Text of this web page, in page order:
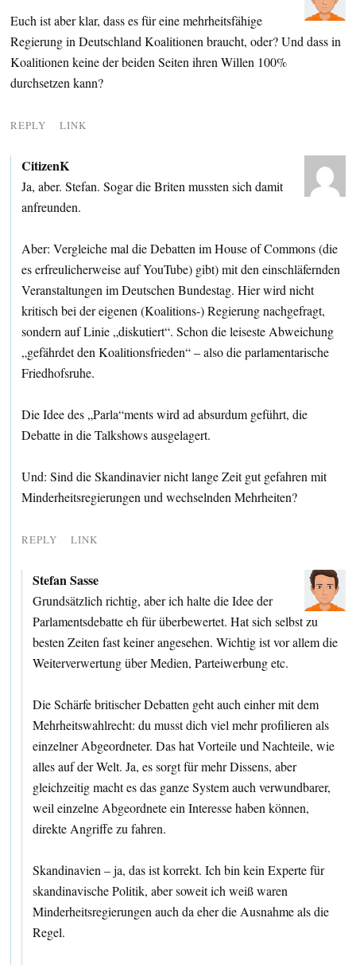
Euch ist aber klar, dass es für eine mehrheitsfähige
Regierung in Deutschland Koalitionen braucht, oder? Und dass in
Koalitionen keine der beiden Seiten ihren Willen 100%
durchsetzen kann?
REPLY LINK
CitizenK
Ja, aber. Stefan. Sogar die Briten mussten sich damit
anfreunden.
Aber: Vergleiche mal die Debatten im House of Commons (die
es erfreulicherweise auf YouTube) gibt) mit den einschläfernden
Veranstaltungen im Deutschen Bundestag. Hier wird nicht
kritisch bei der eigenen (Koalitions-) Regierung nachgefragt,
sondern auf Linie „diskutiert“. Schon die leiseste Abweichung
„gefährdet den Koalitionsfrieden“ – also die parlamentarische
Friedhofsruhe.
Die Idee des „Parla“ments wird ad absurdum geführt, die
Debatte in die Talkshows ausgelagert.
Und: Sind die Skandinavier nicht lange Zeit gut gefahren mit
Minderheitsregierungen und wechselnden Mehrheiten?
REPLY LINK
Stefan Sasse
Grundsätzlich richtig, aber ich halte die Idee der
Parlamentsdebatte eh für überbewertet. Hat sich selbst zu
besten Zeiten fast keiner angesehen. Wichtig ist vor allem die
Weiterverwertung über Medien, Parteiwerbung etc.
Die Schärfe britischer Debatten geht auch einher mit dem
Mehrheitswahlrecht: du musst dich viel mehr profilieren als
einzelner Abgeordneter. Das hat Vorteile und Nachteile, wie
alles auf der Welt. Ja, es sorgt für mehr Dissens, aber
gleichzeitig macht es das ganze System auch verwundbarer,
weil einzelne Abgeordnete ein Interesse haben können,
direkte Angriffe zu fahren.
Skandinavien – ja, das ist korrekt. Ich bin kein Experte für
skandinavische Politik, aber soweit ich weiß waren
Minderheitsregierungen auch da eher die Ausnahme als die
Regel.